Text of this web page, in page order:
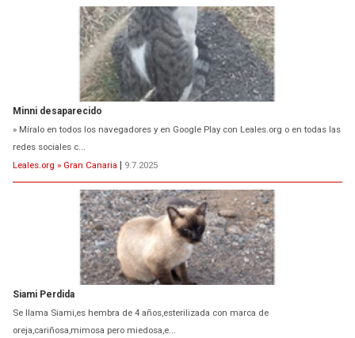
Minni desaparecido
» Míralo en todos los navegadores y en Google Play con Leales.org o en todas las
redes sociales c...
Leales.org » Gran Canaria
9.7.2025
Siami Perdida
Se llama Siami,es hembra de 4 años,esterilizada con marca de
oreja,cariñosa,mimosa pero miedosa,e...